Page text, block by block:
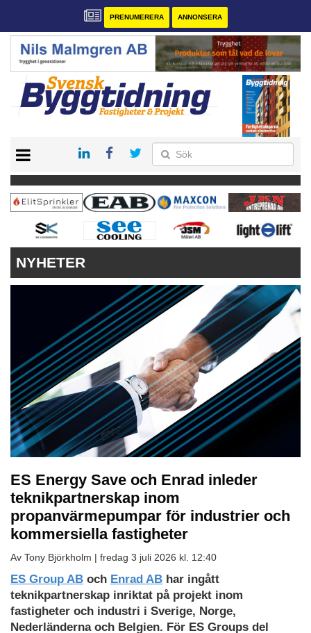
PRENUMERERA ANNONSERA
PRENUMERERA
VÅRA ANDRA MAGASIN
ANNONSERA
NYHETER
ES Energy Save och Enrad inleder
teknikpartnerskap inom
propanvärmepumpar för industrier och
kommersiella fastigheter
Av Tony Björkholm | fredag 3 juli 2026 kl. 12:40
ES Group AB och Enrad AB har ingått
teknikpartnerskap inriktat på projekt inom
fastigheter och industri i Sverige, Norge,
Nederländerna och Belgien. För ES Groups del